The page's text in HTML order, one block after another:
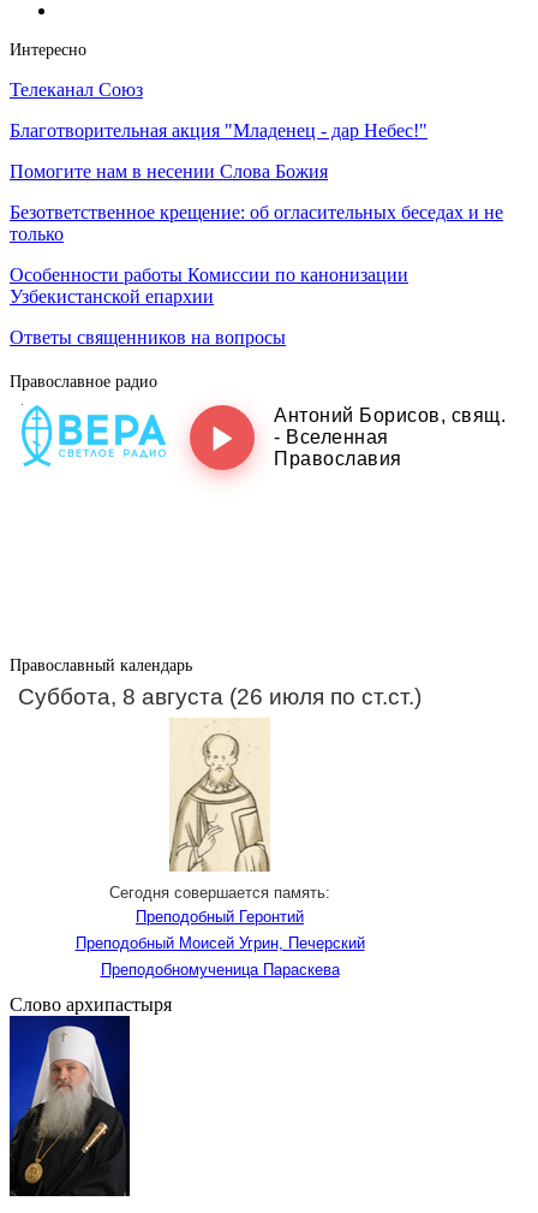
Интересно
Телеканал Союз
Благотворительная акция "Младенец - дар Небес!"
Помогите нам в несении Слова Божия
Безответственное крещение: об огласительных беседах и не
только
Особенности работы Комиссии по канонизации
Узбекистанской епархии
Ответы священников на вопросы
Православное радио
Православный календарь
Суббота, 8 августа (26 июля по ст.ст.)
Сегодня совершается память:
Преподобный Геронтий
Преподобный Моисей Угрин, Печерский
Преподобномученица Параскева
Слово архипастыря